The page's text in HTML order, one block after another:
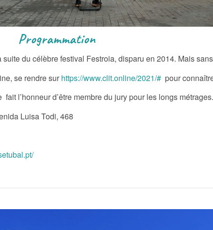
du célèbre festival Festroia, disparu en 2014. Mais
se rendre sur https://www.clit.online/2021/# pour
l’honneur d’être membre du jury pour les longs métrages.
Luisa Todi, 468